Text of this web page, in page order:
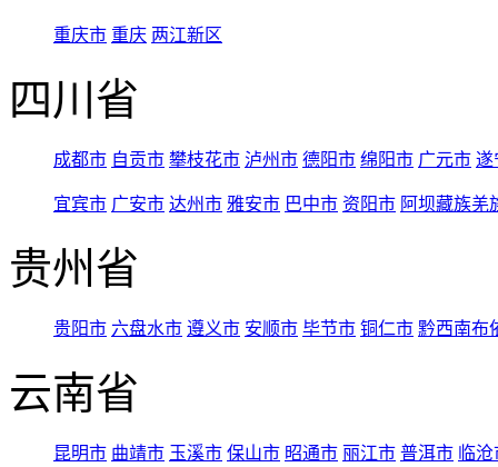
重庆市 重庆 两江新区
四川省
成都市 自贡市 攀枝花市 泸州市 德阳市 绵阳市 广元市 遂
宜宾市 广安市 达州市 雅安市 巴中市 资阳市 阿坝藏族羌
贵州省
贵阳市 六盘水市 遵义市 安顺市 毕节市 铜仁市 黔西南布
云南省
昆明市 曲靖市 玉溪市 保山市 昭通市 丽江市 普洱市 临